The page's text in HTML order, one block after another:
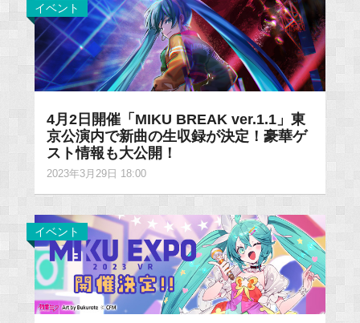
イベント
4月2日開催「MIKU BREAK ver.1.1」東
京公演内で新曲の生収録が決定！豪華ゲ
スト情報も大公開！
2023年3月29日 18:00
イベント